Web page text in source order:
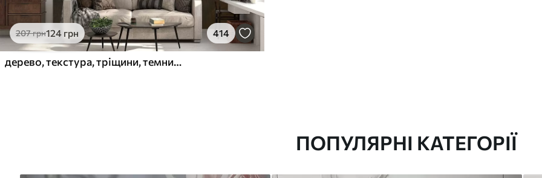
207грн124 грн 414
дерево, текстура, тріщини, темний, кора, поверхня
ПОПУЛЯРНІ КАТЕГОРІЇ